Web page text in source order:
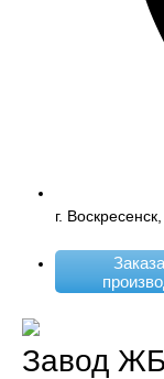
г.
Завод